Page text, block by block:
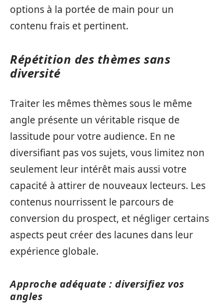
options à la portée de main pour un
contenu frais et pertinent.
Répétition des thèmes sans
diversité
Traiter les mêmes thèmes sous le même
angle présente un véritable risque de
lassitude pour votre audience. En ne
diversifiant pas vos sujets, vous limitez non
seulement leur intérêt mais aussi votre
capacité à attirer de nouveaux lecteurs. Les
contenus nourrissent le parcours de
conversion du prospect, et négliger certains
aspects peut créer des lacunes dans leur
expérience globale.
Approche adéquate : diversifiez vos
angles